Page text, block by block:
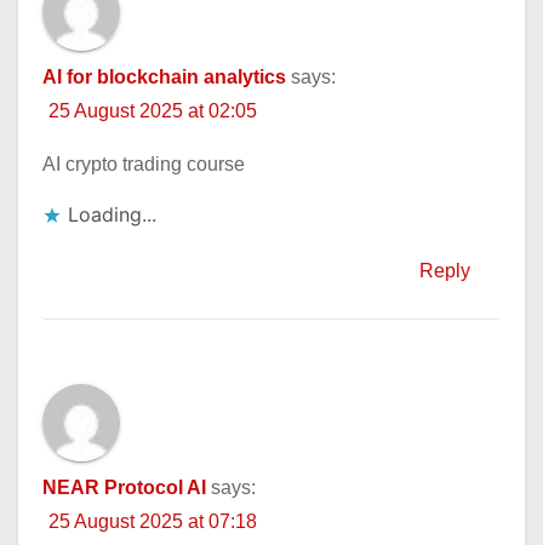
AI for blockchain analytics says:
25 August 2025 at 02:05
AI crypto trading course
Loading...
Reply
NEAR Protocol AI says:
25 August 2025 at 07:18